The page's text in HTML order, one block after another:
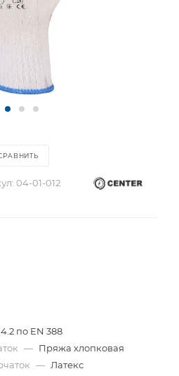
04-01-012
по EN 388
— Пряжа хлопковая
— Латекс